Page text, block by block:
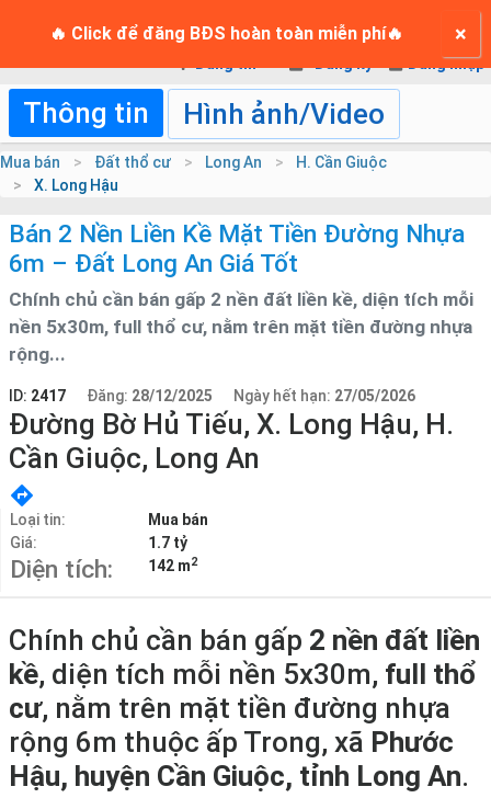
🔥 Click để đăng BĐS hoàn toàn miễn phí🔥 ×
Đăng nhập
Login
Mua bán Đất thổ cư Long An
H. Cần Giuộc
X. Long Hậu
Bán 2 Nền Liền Kề Mặt Tiền Đường Nhựa
6m – Đất Long An Giá Tốt
Chính chủ cần bán gấp 2 nền đất liền kề, diện tích mỗi
nền 5x30m, full thổ cư, nằm trên mặt tiền đường nhựa
rộng...
ID: 2417 Đăng: 28/12/2025 Ngày hết hạn: 27/05/2026
Đường Bờ Hủ Tiếu, X. Long Hậu, H.
Cần Giuộc, Long An
Loại tin:
Mua bán
Giá:
1.7 tỷ
Diện tích: 142 m2
Thông tin Hình ảnh/Video
Chính chủ cần bán gấp 2 nền đất liền
kề, diện tích mỗi nền 5x30m, full thổ
cư, nằm trên mặt tiền đường nhựa
rộng 6m thuộc ấp Trong, xã Phước
Hậu, huyện Cần Giuộc, tỉnh Long An.